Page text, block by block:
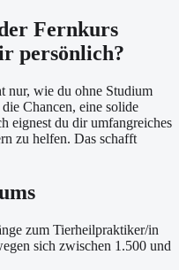
Fernkurs
persönlich?
nur, wie du ohne Studium
Chancen, eine solide
eignest du dir umfangreiches
zu helfen. Das schafft
zum Tierheilpraktiker/in
sich zwischen 1.500 und